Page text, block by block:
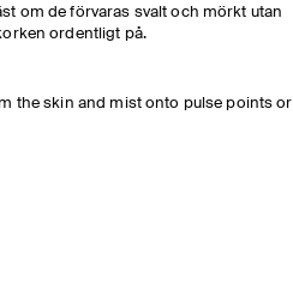
om de förvaras svalt och mörkt utan
ordentligt på.
the skin and mist onto pulse points or